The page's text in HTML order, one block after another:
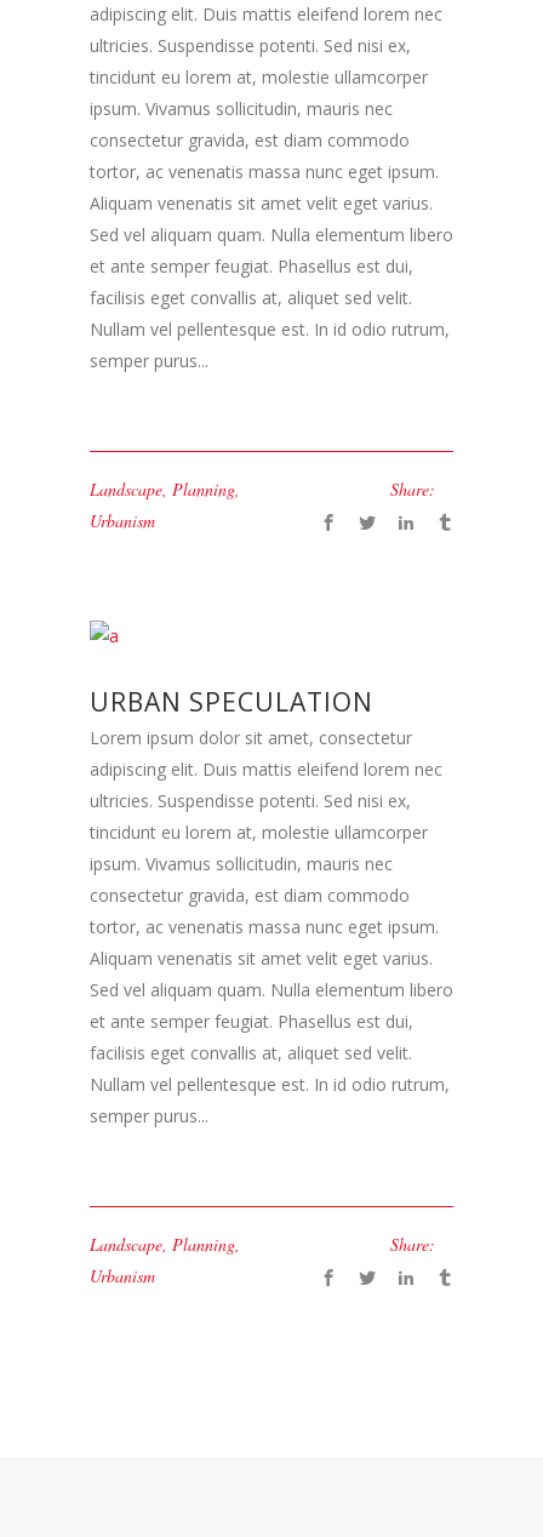
adipiscing elit. Duis mattis eleifend lorem nec
ultricies. Suspendisse potenti. Sed nisi ex,
tincidunt eu lorem at, molestie ullamcorper
ipsum. Vivamus sollicitudin, mauris nec
consectetur gravida, est diam commodo
tortor, ac venenatis massa nunc eget ipsum.
Aliquam venenatis sit amet velit eget varius.
Sed vel aliquam quam. Nulla elementum libero
et ante semper feugiat. Phasellus est dui,
facilisis eget convallis at, aliquet sed velit.
Nullam vel pellentesque est. In id odio rutrum,
semper purus...
Landscape Planning
Urbanism
Share:
URBAN SPECULATION
Lorem ipsum dolor sit amet, consectetur
adipiscing elit. Duis mattis eleifend lorem nec
ultricies. Suspendisse potenti. Sed nisi ex,
tincidunt eu lorem at, molestie ullamcorper
ipsum. Vivamus sollicitudin, mauris nec
consectetur gravida, est diam commodo
tortor, ac venenatis massa nunc eget ipsum.
Aliquam venenatis sit amet velit eget varius.
Sed vel aliquam quam. Nulla elementum libero
et ante semper feugiat. Phasellus est dui,
facilisis eget convallis at, aliquet sed velit.
Nullam vel pellentesque est. In id odio rutrum,
semper purus...
Landscape, Planning,
Urbanism
Share: